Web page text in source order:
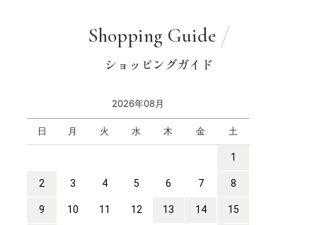
Shopping Guide
ショッピングガイド